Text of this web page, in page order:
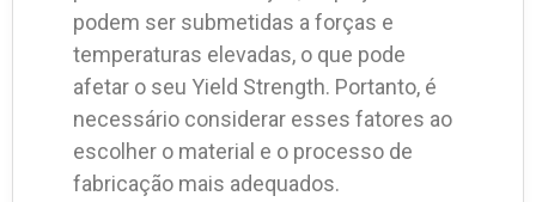
podem ser submetidas a forças e
temperaturas elevadas, o que pode
afetar o seu Yield Strength. Portanto, é
necessário considerar esses fatores ao
escolher o material e o processo de
fabricação mais adequados.